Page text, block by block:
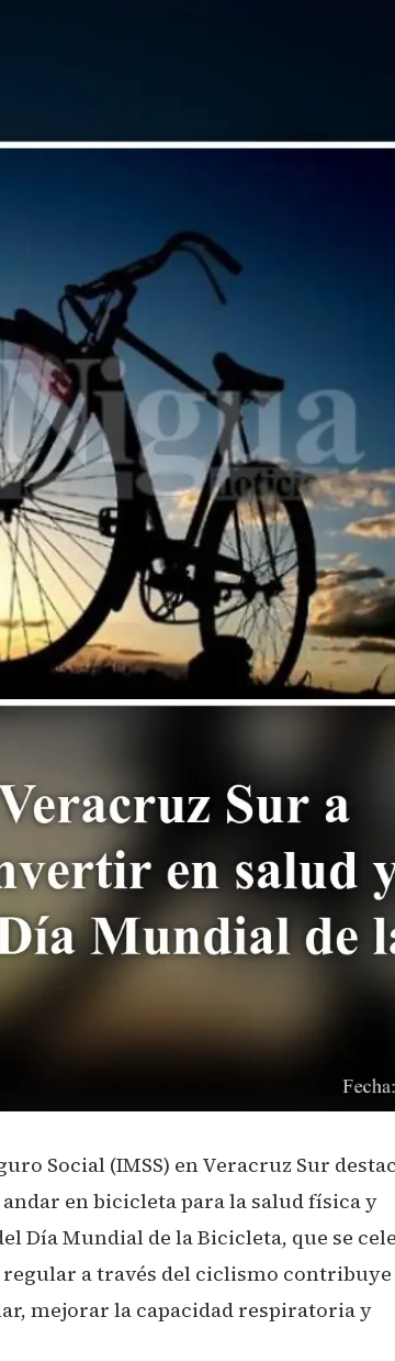
Social (IMSS) en Veracruz Sur
en bicicleta para la salud física y
Día Mundial de la Bicicleta, que se
a través del ciclismo contribuye
mejorar la capacidad respiratoria y